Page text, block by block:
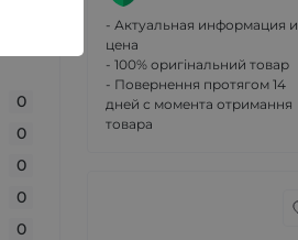
0
0
0
0
0
- Актуальная информация и
цена
- 100% оригінальний товар
- Повернення протягом 14
дней с момента отримання
товара